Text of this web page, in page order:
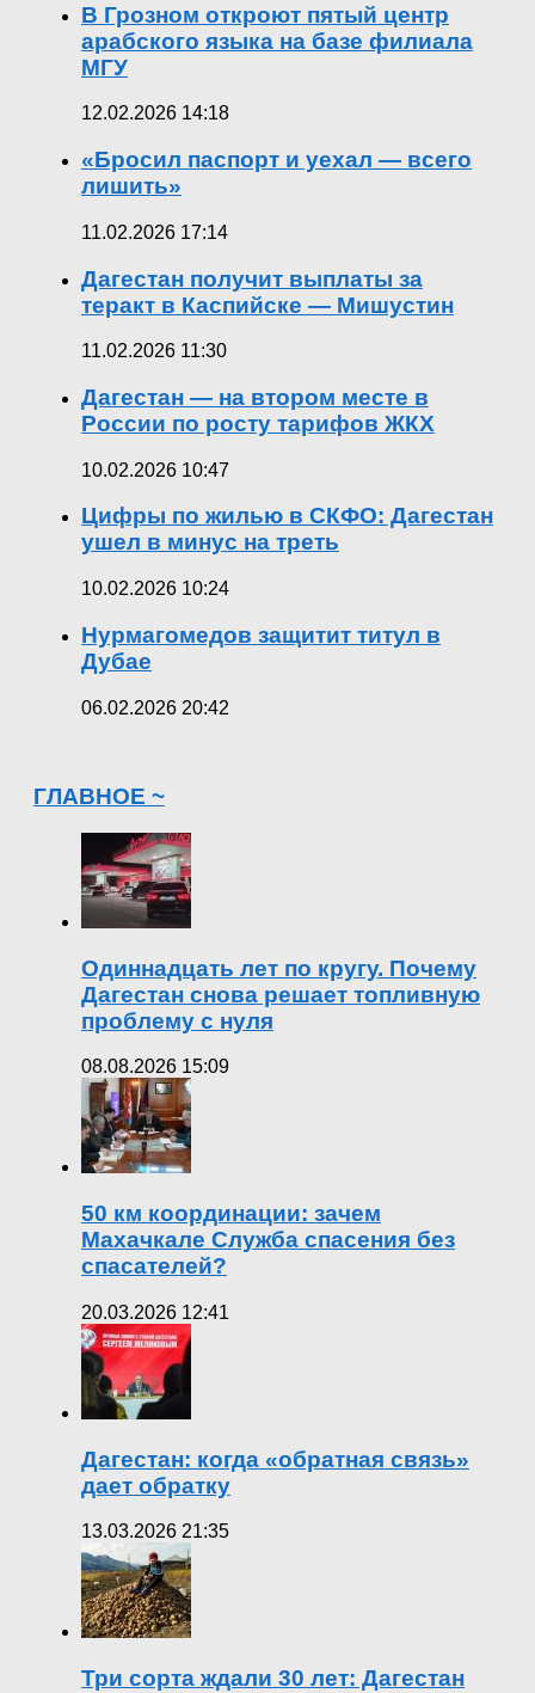
В Грозном откроют пятый центр
арабского языка на базе филиала
МГУ
12.02.2026 14:18
«Бросил паспорт и уехал — всего
лишить»
11.02.2026 17:14
Дагестан получит выплаты за
теракт в Каспийске — Мишустин
11.02.2026 11:30
Дагестан — на втором месте в
России по росту тарифов ЖКХ
10.02.2026 10:47
Цифры по жилью в СКФО: Дагестан
ушел в минус на треть
10.02.2026 10:24
Нурмагомедов защитит титул в
Дубае
06.02.2026 20:42
ГЛАВНОЕ ~
Одиннадцать лет по кругу. Почему
Дагестан снова решает топливную
проблему с нуля
08.08.2026 15:09
50 км координации: зачем
Махачкале Служба спасения без
спасателей?
20.03.2026 12:41
Дагестан: когда «обратная связь»
дает обратку
13.03.2026 21:35
Три сорта ждали 30 лет: Дагестан